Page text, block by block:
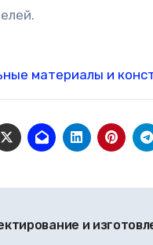
материалы и
и